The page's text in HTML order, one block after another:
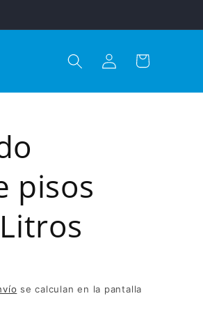
Iniciar
sesión
Carrito
pisos
se calculan en la pantalla